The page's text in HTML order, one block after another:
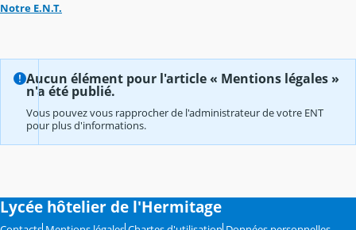
Notre E.N.T.
Aucun élément pour l'article « Mentions légales »
n'a été publié.
Vous pouvez vous rapprocher de l'administrateur de votre ENT
pour plus d'informations.
Lycée hôtelier de l'Hermitage